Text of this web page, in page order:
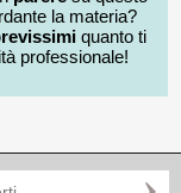
la materia?
quanto ti
professionale!